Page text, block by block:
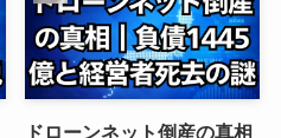
ドローンネット倒産の真相